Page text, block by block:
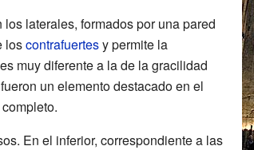
laterales, formados por una pared
loscontrafuertesy permite la
muy diferente a la de la gracilidad
un elemento destacado en el
En el inferior, correspondiente a las